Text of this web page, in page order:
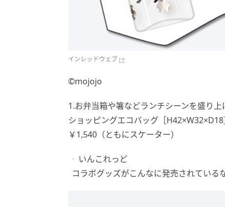
インレッドウェブ
©️mojojo
1.お弁当箱や箸などランチシーンを盛り
ショッピングエコバッグ［
￥1,540（ともにスケーター）
いんこれっど
コラボグッズがこんなに発売されてい